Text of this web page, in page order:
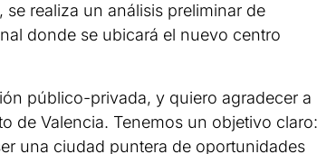
realiza un análisis preliminar de
donde se ubicará el nuevo centro
público-privada, y quiero agradecer a
de Valencia. Tenemos un objetivo claro:
una ciudad puntera de oportunidades